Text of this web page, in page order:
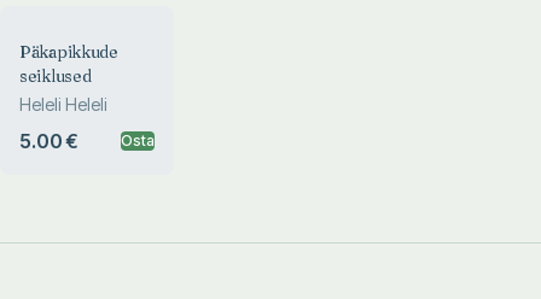
Päkapikkude
seiklused
Heleli Heleli
5.00 € Osta